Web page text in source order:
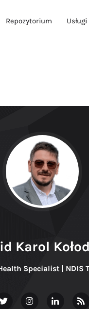
Repozytorium
Karol
Specialist | NDIS